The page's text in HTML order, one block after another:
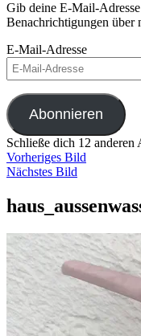
Gib deine E-Mail-
Benachrichtigungen über
E-Mail-Adresse
Abonnieren
Schließe dich 12 anderen
Vorheriges Bild
Nächstes Bild